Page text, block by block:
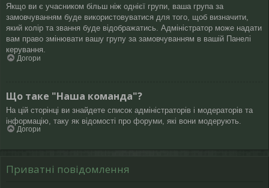
Якщо ви є учасником більш ніж однієї групи, ваша група за
замовчуванням буде використовуватися для того, щоб визначити,
який колір та звання буде відображатись. Адміністратор може надати
вам право змінювати вашу групу за замовчуванням в вашій Панелі
керування.
Догори
Що таке "Наша команда"?
На цій сторінці ви знайдете список адміністраторів і модераторів та
інформацію, таку як відомості про форуми, які вони модерують.
Догори
Приватні повідомлення